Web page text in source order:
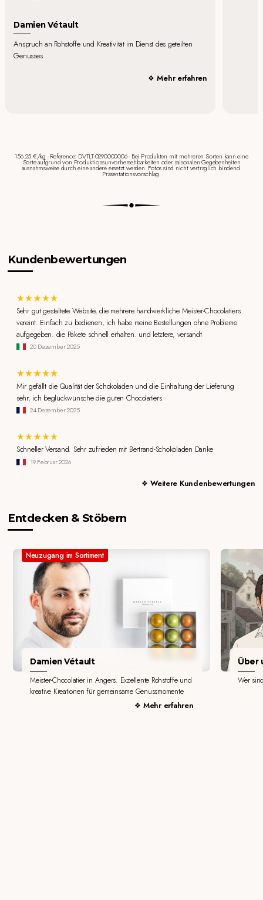
Damien Vétault
Anspruch an Rohstoffe und Kreativität im Dienst des geteilten
Genusses
Mehr erfahren
156.25 €/kg - Reference: DVTLT-0290000006 - Bei Produkten mit mehreren Sorten kann eine
Sorte aufgrund von Produktionsunvorhersehbarkeiten oder saisonalen Gegebenheiten
ausnahmsweise durch eine andere ersetzt werden. Fotos sind nicht vertraglich bindend.
Präsentationsvorschlag.
Kundenbewertungen
Sehr gut gestaltete Website, die mehrere handwerkliche Meister-Chocolatiers
vereint. Einfach zu bedienen, ich habe meine Bestellungen ohne Probleme
aufgegeben. die Pakete schnell erhalten. und letztere, versandt
20 Dezember 2025
Mir gefällt die Qualität der Schokoladen und die Einhaltung der Lieferung
sehr, ich beglückwünsche die guten Chocolatiers
24 Dezember 2025
Schneller Versand. Sehr zufrieden mit Bertrand-Schokoladen Danke
19 Februar 2026
Weitere Kundenbewertungen
Entdecken & Stöbern
Neuzugang im Sortiment
Damien Vétault
Meister-Chocolatier in Angers. Exzellente Rohstoffe und
kreative Kreationen für gemeinsame Genussmomente
Mehr erfahren
Über
Wer